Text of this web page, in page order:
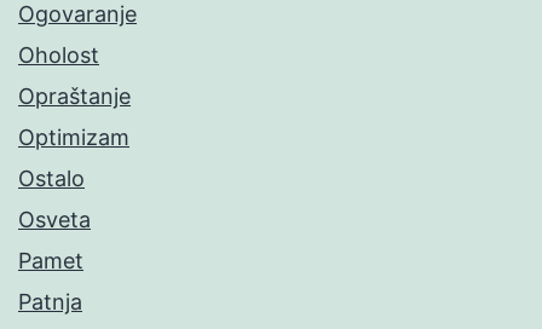
Ogovaranje
Oholost
Opraštanje
Optimizam
Ostalo
Osveta
Pamet
Patnja